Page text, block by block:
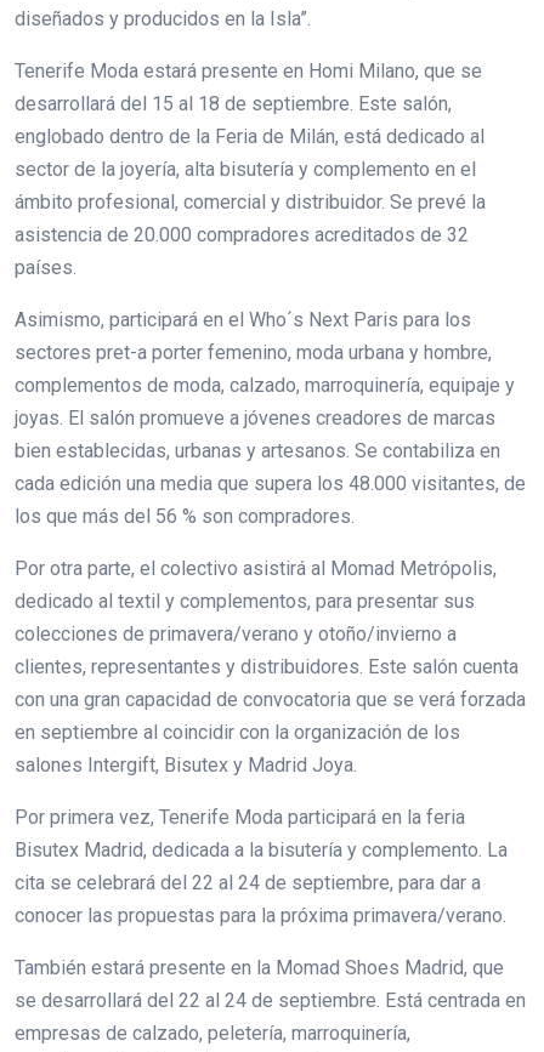
diseñados y producidos en la Isla”.
Tenerife Moda estará presente en Homi Milano, que se
desarrollará del 15 al 18 de septiembre. Este salón,
englobado dentro de la Feria de Milán, está dedicado al
sector de la joyería, alta bisutería y complemento en el
ámbito profesional, comercial y distribuidor. Se prevé la
asistencia de 20.000 compradores acreditados de 32
países.
Asimismo, participará en el Who´s Next Paris para los
sectores pret-a porter femenino, moda urbana y hombre,
complementos de moda, calzado, marroquinería, equipaje y
joyas. El salón promueve a jóvenes creadores de marcas
bien establecidas, urbanas y artesanos. Se contabiliza en
cada edición una media que supera los 48.000 visitantes, de
los que más del 56 % son compradores.
Por otra parte, el colectivo asistirá al Momad Metrópolis,
dedicado al textil y complementos, para presentar sus
colecciones de primavera/verano y otoño/invierno a
clientes, representantes y distribuidores. Este salón cuenta
con una gran capacidad de convocatoria que se verá forzada
en septiembre al coincidir con la organización de los
salones Intergift, Bisutex y Madrid Joya.
Por primera vez, Tenerife Moda participará en la feria
Bisutex Madrid, dedicada a la bisutería y complemento. La
cita se celebrará del 22 al 24 de septiembre, para dar a
conocer las propuestas para la próxima primavera/verano.
También estará presente en la Momad Shoes Madrid, que
se desarrollará del 22 al 24 de septiembre. Está centrada en
empresas de calzado, peletería, marroquinería,